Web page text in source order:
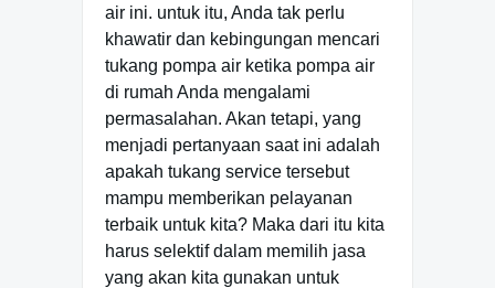
air ini. untuk itu, Anda tak perlu
khawatir dan kebingungan mencari
tukang pompa air ketika pompa air
di rumah Anda mengalami
permasalahan. Akan tetapi, yang
menjadi pertanyaan saat ini adalah
apakah tukang service tersebut
mampu memberikan pelayanan
terbaik untuk kita? Maka dari itu kita
harus selektif dalam memilih jasa
yang akan kita gunakan untuk